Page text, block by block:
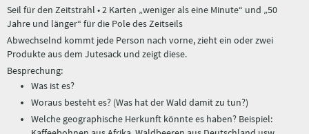
Seil für den Zeitstrahl • 2 Karten „weniger als eine Minute“ und „50
Jahre und länger“ für die Pole des Zeitseils
Abwechselnd kommt jede Person nach vorne, zieht ein oder zwei
Produkte aus dem Jutesack und zeigt diese.
Besprechung:
Was ist es?
Woraus besteht es? (Was hat der Wald damit zu tun?)
Welche geographische Herkunft könnte es haben? Beispiel: